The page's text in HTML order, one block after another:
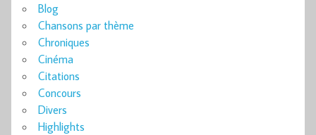
Blog
Chansons par thème
Chroniques
Cinéma
Citations
Concours
Divers
Highlights